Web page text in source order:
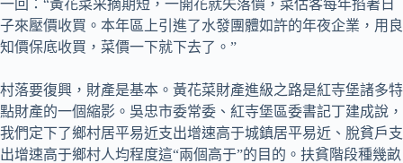
一回：“黃花菜采摘期短，一開花就失落價，菜估客每年掐著日
子來壓價收買。本年區上引進了水發團體如許的年夜企業，用良
知價保底收買，菜價一下就下去了。”
村落要復興，財產是基本。黃花菜財產進級之路是紅寺堡諸多特
點財產的一個縮影。吳忠市委常委、紅寺堡區委書記丁建成說，
我們定下了鄉村居平易近支出增速高于城鎮居平易近、脫貧戶支
出增速高于鄉村人均程度這“兩個高于”的目的。扶貧階段種幾畝